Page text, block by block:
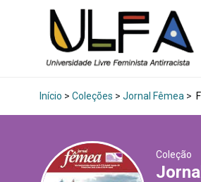
Início > Coleções > Jornal Fêmea >
Coleção